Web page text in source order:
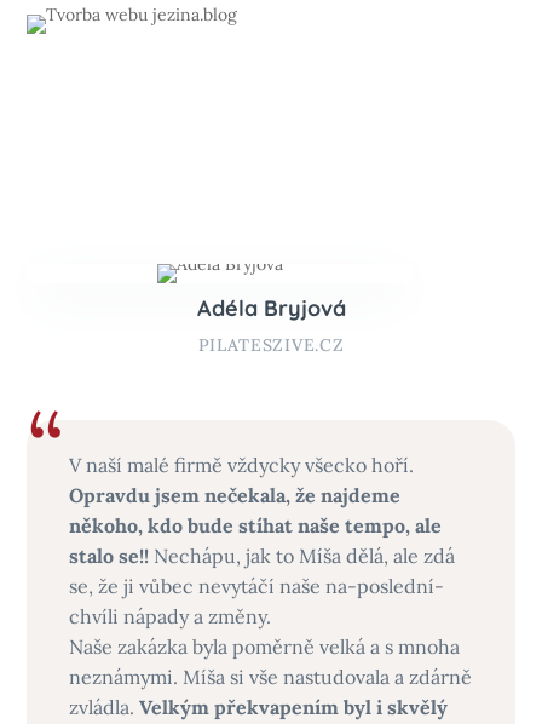
Adéla Bryjová
PILATESZIVE.CZ
V naší malé firmě vždycky všecko hoří.
Opravdu jsem nečekala, že najdeme
někoho, kdo bude stíhat naše tempo, ale
stalo se!! Nechápu, jak to Míša dělá, ale zdá
se, že ji vůbec nevytáčí naše na-poslední-
chvíli nápady a změny.
Naše zakázka byla poměrně velká a s mnoha
neznámymi. Míša si vše nastudovala a zdárně
zvládla.Velkým překvapením byl i skvělý